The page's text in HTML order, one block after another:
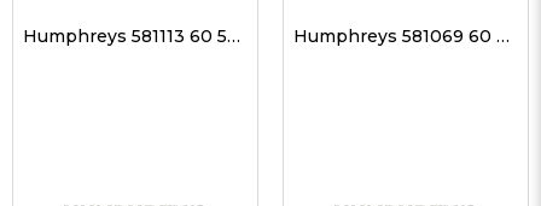
Humphreys 581113 60 52-17 Unisex Optik Gözlükler Humphreys 581069 60 51-17 Unisex Optik Gözlükler